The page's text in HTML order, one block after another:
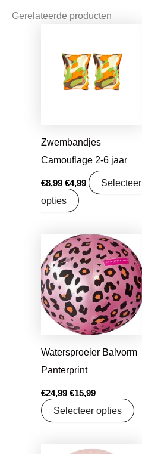
Gerelateerde producten
Zwembandjes
Camouflage 2-6 jaar
€8,99
was:
€8,99.
€4,99
is:
€4,99.
Selecteer
opties
Watersproeier Balvorm
Panterprint
€24,99
Oorspronkelijke
prijs
was:
€24,99.
€15,99
Huidige
prijs
is:
€15,99.
Selecteer opties
Oorspronkelijke
Huidige